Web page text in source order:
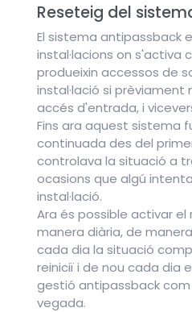
Reseteig del
El sistema antipassback
instal·lacions on s'activa
produeixin accessos de
instal·lació si prèviament
accés d'entrada, i
Fins ara aquest sistema
continuada des del
controlava la situació a
ocasions que algú
instal·lació.
Ara és possible activar
manera diària, de
cada dia la situació
reiniciï i de nou cada dia
gestió antipassback
vegada.